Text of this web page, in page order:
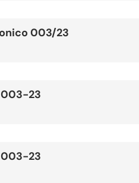
003/23
003-23
003-23